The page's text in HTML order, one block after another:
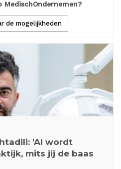
MedischOndernemen?
de mogelijkheden
'AI wordt
mits jij de baas